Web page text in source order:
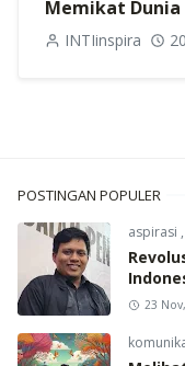
Memikat Dunia
INTIinspira
POSTINGAN POPULER
aspirasi ,
23